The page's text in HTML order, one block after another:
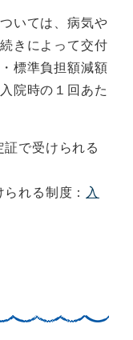
いては、病気や
きによって交付
標準負担額減額
院時の１回あた
で受けられる
れる制度：
入